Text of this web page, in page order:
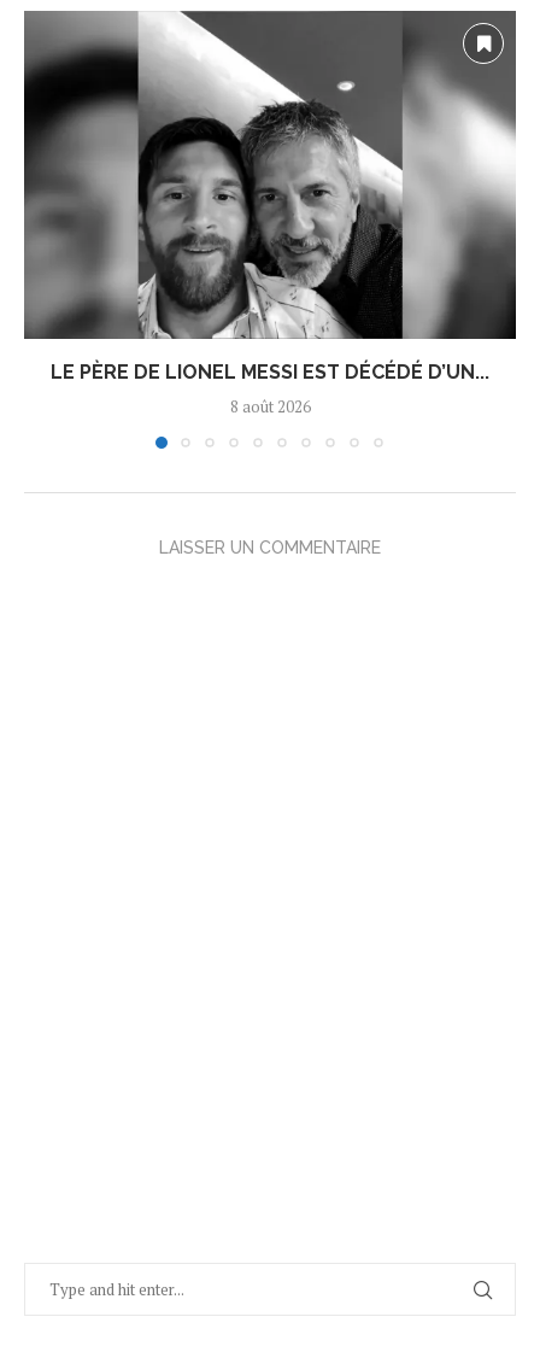
LE PÈRE DE LIONEL MESSI EST DÉCÉDÉ D’UN...
8 août 2026
LAISSER UN COMMENTAIRE